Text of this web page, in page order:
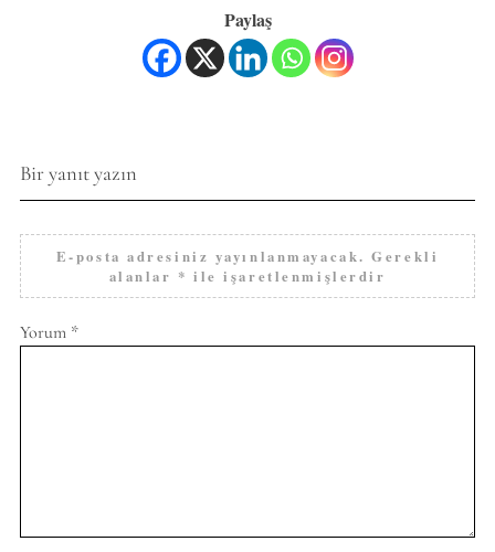
Paylaş
Bir yanıt yazın
E-posta adresiniz yayınlanmayacak. Gerekli
alanlar * ile işaretlenmişlerdir
Yorum *